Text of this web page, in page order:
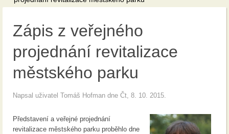
Zápis z veřejného
projednání revitalizace
městského parku
Napsal uživatel Tomáš Hofman dne Čt, 8. 10. 2015.
Představení a veřejné projednání
revitalizace městského parku proběhlo dne